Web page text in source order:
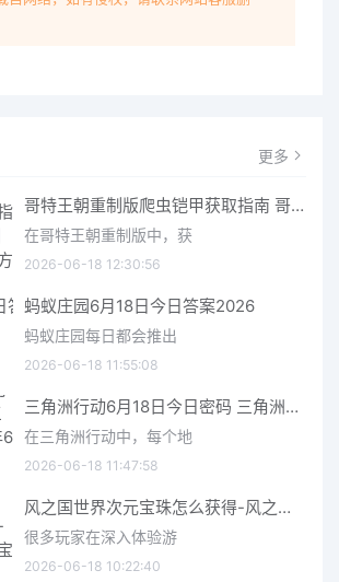
更多
哥特王朝重制版爬虫铠甲获取指南 哥特王朝重制版爬虫铠甲获取方法
在哥特王朝重制版中，获
2026-06-18 12:30:56
蚂蚁庄园6月18日今日答案2026
蚂蚁庄园每日都会推出
2026-06-18 11:55:08
三角洲行动6月18日今日密码 三角洲行动2026年6月18今日摩斯密码分享
在三角洲行动中，每个地
2026-06-18 11:47:58
风之国世界次元宝珠怎么获得-风之国世界次元宝珠获取方法介绍
很多玩家在深入体验游
2026-06-18 10:22:40